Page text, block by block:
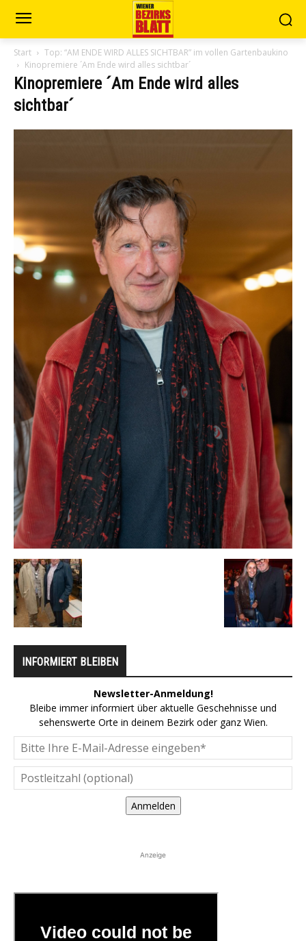
Start
Top: “AM ENDE WIRD ALLES SICHTBAR” im vollen Gartenbaukino
Kinopremiere ´Am Ende wird alles sichtbar´
Kinopremiere ´Am Ende wird alles
sichtbar´
INFORMIERT BLEIBEN
Newsletter-Anmeldung!
Bleibe immer informiert über aktuelle Geschehnisse und
sehenswerte Orte in deinem Bezirk oder ganz Wien.
Anmelden
Anzeige